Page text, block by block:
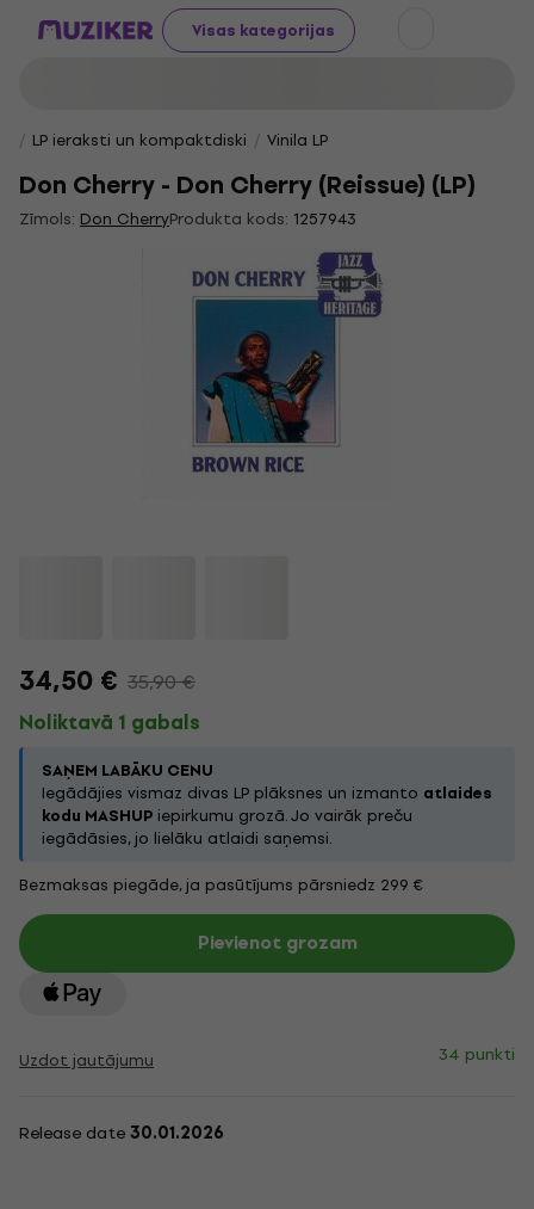
Visas kategorijas
LP ieraksti un kompaktdiski Vinila LP
Don Cherry - Don Cherry (Reissue) (LP)
Zīmols: Don CherryProdukta kods: 1257943
34,50 € 35,90 €
Noliktavā 1 gabals
SAŅEM LABĀKU CENU
Iegādājies vismaz divas LP plāksnes un izmanto atlaides
kodu MASHUP iepirkumu grozā. Jo vairāk preču
iegādāsies, jo lielāku atlaidi saņemsi.
Bezmaksas piegāde, ja pasūtījums pārsniedz 299 €
Pievienot grozam
Uzdot jautājumu 34 punkti
Release date30.01.2026